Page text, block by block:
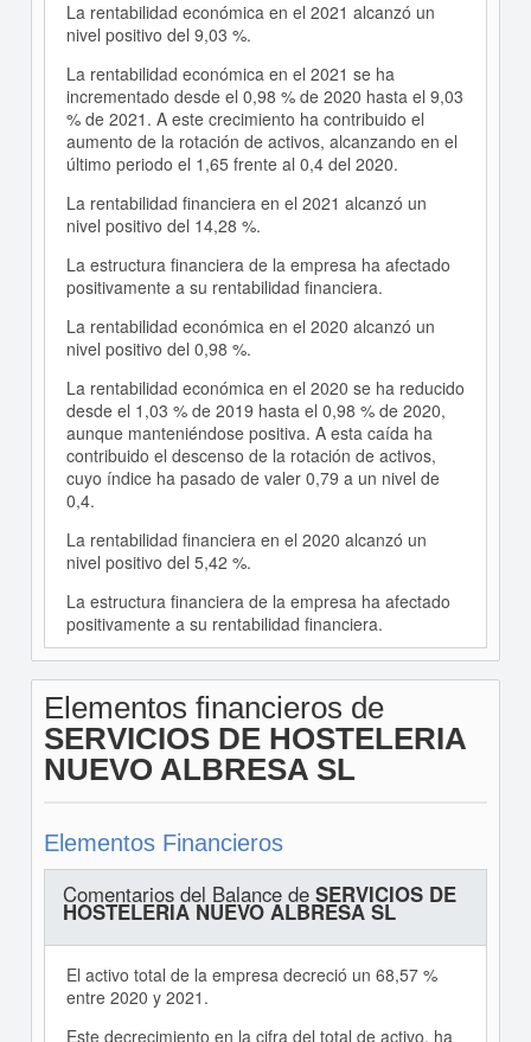
La rentabilidad económica en el 2021 alcanzó un
nivel positivo del 9,03 %.
La rentabilidad económica en el 2021 se ha
incrementado desde el 0,98 % de 2020 hasta el 9,03
% de 2021. A este crecimiento ha contribuido el
aumento de la rotación de activos, alcanzando en el
último periodo el 1,65 frente al 0,4 del 2020.
La rentabilidad financiera en el 2021 alcanzó un
nivel positivo del 14,28 %.
La estructura financiera de la empresa ha afectado
positivamente a su rentabilidad financiera.
La rentabilidad económica en el 2020 alcanzó un
nivel positivo del 0,98 %.
La rentabilidad económica en el 2020 se ha reducido
desde el 1,03 % de 2019 hasta el 0,98 % de 2020,
aunque manteniéndose positiva. A esta caída ha
contribuido el descenso de la rotación de activos,
cuyo índice ha pasado de valer 0,79 a un nivel de
0,4.
La rentabilidad financiera en el 2020 alcanzó un
nivel positivo del 5,42 %.
La estructura financiera de la empresa ha afectado
positivamente a su rentabilidad financiera.
Elementos financieros de
SERVICIOS DE HOSTELERIA
NUEVO ALBRESA SL
Elementos Financieros
Comentarios del Balance de SERVICIOS DE
HOSTELERIA NUEVO ALBRESA SL
El activo total de la empresa decreció un 68,57 %
entre 2020 y 2021.
Este decrecimiento en la cifra del total de activo, ha